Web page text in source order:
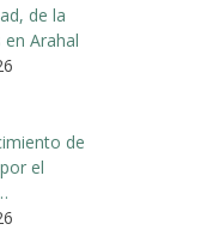
de la
Arahal
de
el